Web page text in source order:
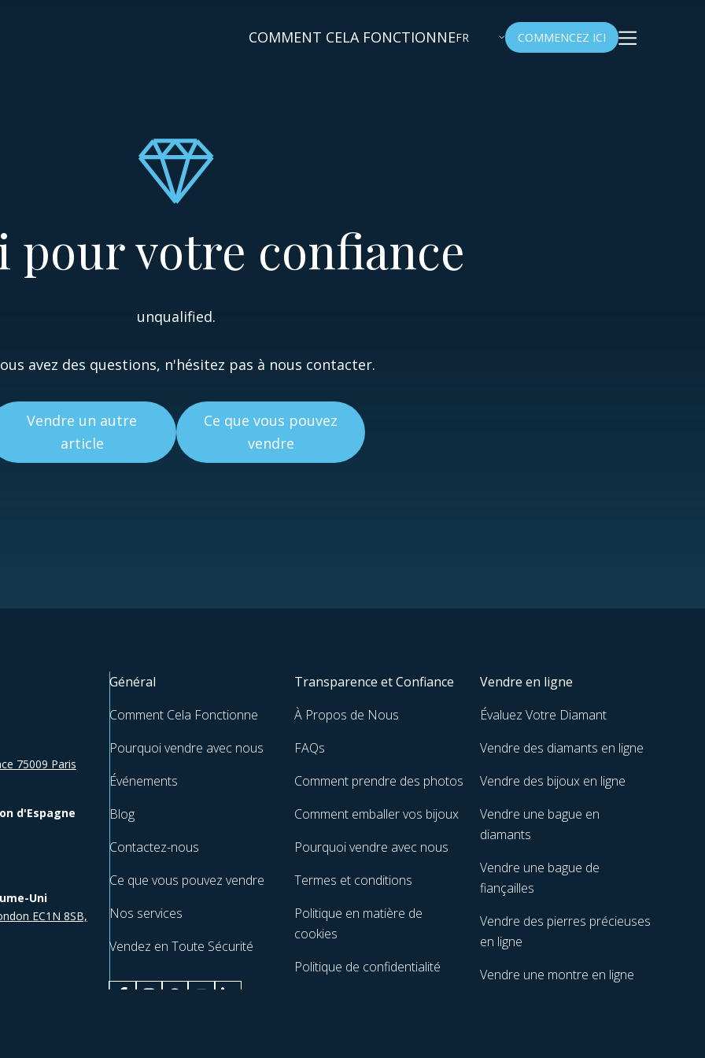
COMMENT CELA FONCTIONNEFR COMMENCEZ ICI
pour votre confiance
unqualified.
avez des questions, n'hésitez pas à nous contacter.
Vendre un autre
article
Ce que vous pouvez
vendre
75009 Paris
d'Espagne
Uni
EC1N 8SB,
Général
Comment Cela Fonctionne
Pourquoi vendre avec nous
Événements
Blog
Contactez-nous
Ce que vous pouvez vendre
Nos services
Vendez en Toute Sécurité
Transparence et Confiance
À Propos de Nous
FAQs
Comment prendre des photos
Comment emballer vos bijoux
Pourquoi vendre avec nous
Termes et conditions
Politique en matière de
cookies
Politique de confidentialité
Vendre en ligne
Évaluez Votre Diamant
Vendre des diamants en ligne
Vendre des bijoux en ligne
Vendre une bague en
diamants
Vendre une bague de
fiançailles
Vendre des pierres précieuses
en ligne
Vendre une montre en ligne